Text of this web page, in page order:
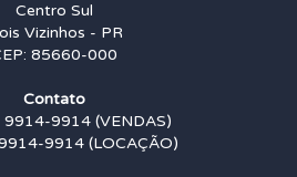
Centro Sul
Vizinhos - PR
85660-000
Contato
9914 (VENDAS)
9914 (LOCAÇÃO)